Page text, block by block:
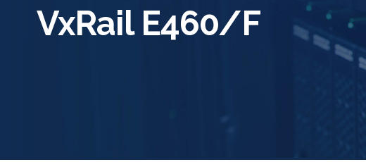
VxRail E460/F